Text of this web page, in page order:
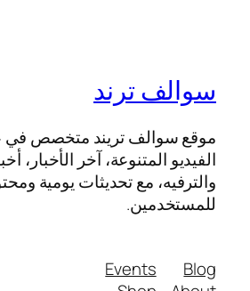
سوالف ترند
موقع سوالف تريند متخصص
الفيديو المتنوعة، آخر الأخبار،
والترفيه، مع تحديثات يومية
للمستخدمين.
Blog
Events